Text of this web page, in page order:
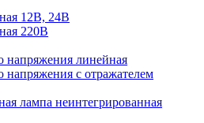
12В, 24В
220В
напряжения линейная
напряжения с отражателем
лампа неинтегрированная